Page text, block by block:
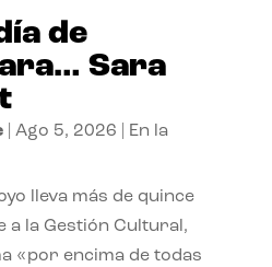
de
Sara
| Ago 5, 2026
En la
lleva más de quince
a la Gestión Cultural,
«por encima de todas